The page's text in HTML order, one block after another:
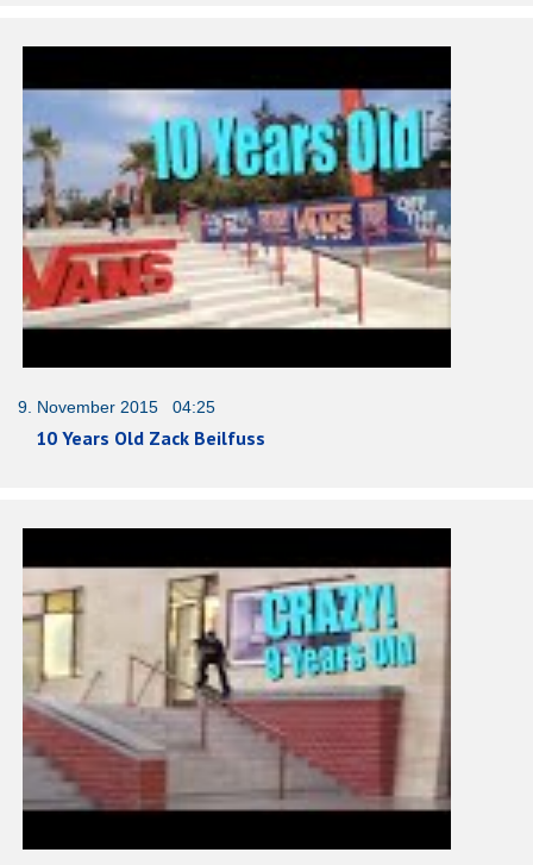
9. November 2015 04:25
10 Years Old Zack Beilfuss